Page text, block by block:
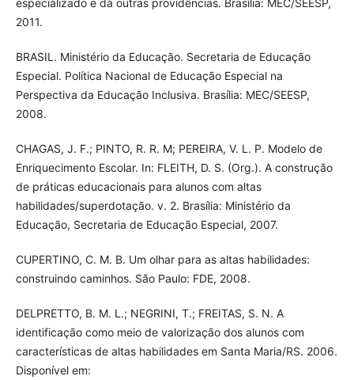
especializado e dá outras providências. Brasília: MEC/SEESP,
2011.
BRASIL. Ministério da Educação. Secretaria de Educação
Especial. Política Nacional de Educação Especial na
Perspectiva da Educação Inclusiva. Brasília: MEC/SEESP,
2008.
CHAGAS, J. F.; PINTO, R. R. M; PEREIRA, V. L. P. Modelo de
Enriquecimento Escolar. In: FLEITH, D. S. (Org.). A construção
de práticas educacionais para alunos com altas
habilidades/superdotação. v. 2. Brasília: Ministério da
Educação, Secretaria de Educação Especial, 2007.
CUPERTINO, C. M. B. Um olhar para as altas habilidades:
construindo caminhos. São Paulo: FDE, 2008.
DELPRETTO, B. M. L.; NEGRINI, T.; FREITAS, S. N. A
identificação como meio de valorização dos alunos com
características de altas habilidades em Santa Maria/RS. 2006.
Disponível em: